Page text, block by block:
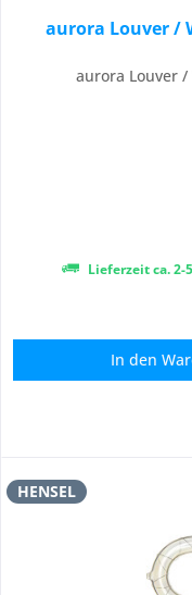
aurora Louver /
aurora Louver
Lieferzeit ca. 2-
In den
HENSEL